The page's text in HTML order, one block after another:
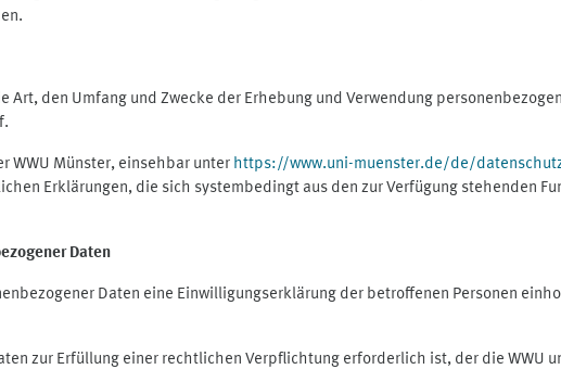
den Umfang und Zwecke der Erhebung und Verwendung
WWU Münster, einsehbar unter https://www.uni-muenster.de/de/
Erklärungen, die sich systembedingt aus den zur Verfügung stehenden
Daten
Daten eine Einwilligungserklärung der betroffenen Personen
zur Erfüllung einer rechtlichen Verpflichtung erforderlich ist, der die WWU